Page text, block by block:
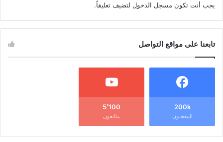
يجب أنت تكون مسجل الدخول لتضيف تعليقاً.
تابعنا على مواقع التواصل
200k
المعجبون
5٬100
متابعون